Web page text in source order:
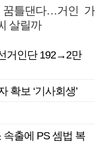
꿈틀댄다…거인 가
살릴까
거인단 192→2만
확보 ‘기사회생’
출에 PS 셈법 복